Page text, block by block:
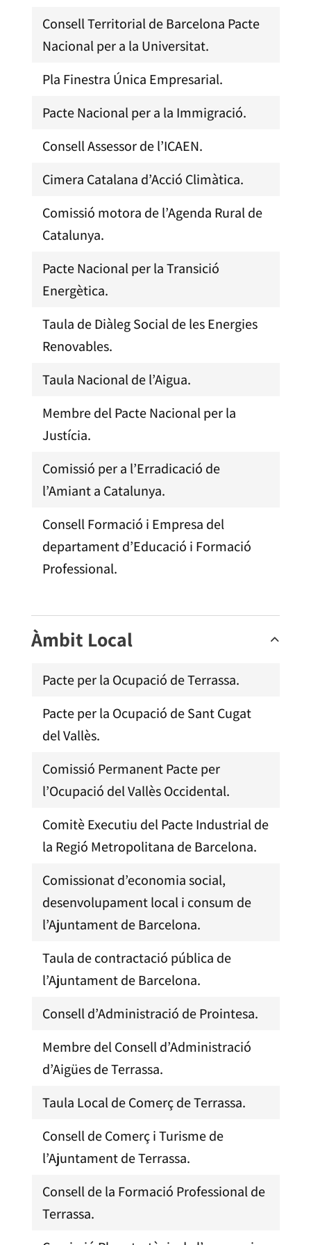
Consell Territorial de Barcelona Pacte
Nacional per a la Universitat.
Pla Finestra Única Empresarial.
Pacte Nacional per a la Immigració.
Consell Assessor de l’ICAEN.
Cimera Catalana d’Acció Climàtica.
Comissió motora de l’Agenda Rural de
Catalunya.
Pacte Nacional per la Transició
Energètica.
Taula de Diàleg Social de les Energies
Renovables.
Taula Nacional de l’Aigua.
Membre del Pacte Nacional per la
Justícia.
Comissió per a l’Erradicació de
l’Amiant a Catalunya.
Consell Formació i Empresa del
departament d’Educació i Formació
Professional.
Àmbit Local
Pacte per la Ocupació de Terrassa.
Pacte per la Ocupació de Sant Cugat
del Vallès.
Comissió Permanent Pacte per
l’Ocupació del Vallès Occidental.
Comitè Executiu del Pacte Industrial de
la Regió Metropolitana de Barcelona.
Comissionat d’economia social,
desenvolupament local i consum de
l’Ajuntament de Barcelona.
Taula de contractació pública de
l’Ajuntament de Barcelona.
Consell d’Administració de Prointesa.
Membre del Consell d’Administració
d’Aigües de Terrassa.
Taula Local de Comerç de Terrassa.
Consell de Comerç i Turisme de
l’Ajuntament de Terrassa.
Consell de la Formació Professional de
Terrassa.